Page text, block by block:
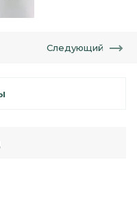
Следующий